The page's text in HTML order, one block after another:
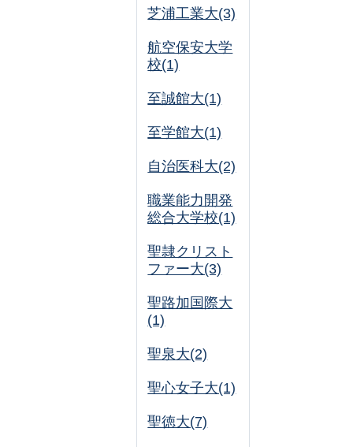
芝浦工業大(3)
航空保安大学
校(1)
至誠館大(1)
至学館大(1)
自治医科大(2)
職業能力開発
総合大学校(1)
聖隷クリスト
ファー大(3)
聖路加国際大
(1)
聖泉大(2)
聖心女子大(1)
聖徳大(7)